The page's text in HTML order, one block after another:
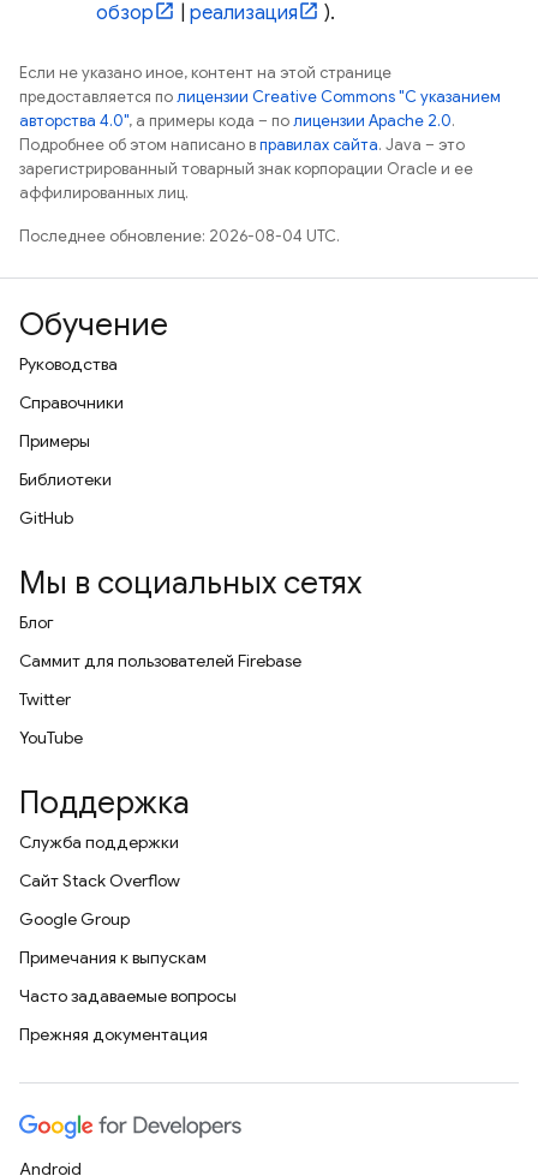
обзор
реализация ).
Если не указано иное, контент на этой странице
предоставляется полицензии Creative Commons "С указанием
авторства 4.0", а примеры кода – полицензии Apache 2.0.
Подробнее об этом написано вправилах сайта. Java – это
зарегистрированный товарный знак корпорации Oracle и ее
аффилированных лиц.
Последнее обновление: 2026-08-04 UTC.
Обучение
Руководства
Справочники
Примеры
Библиотеки
GitHub
Мы в социальных сетях
Блог
Саммит для пользователей Firebase
Twitter
YouTube
Поддержка
Служба поддержки
Сайт Stack Overflow
Google Group
Примечания к выпускам
Часто задаваемые вопросы
Прежняя документация
Android